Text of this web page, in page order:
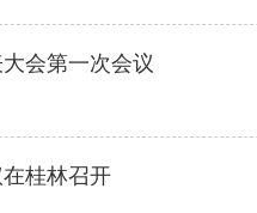
会第一次会议
桂林召开